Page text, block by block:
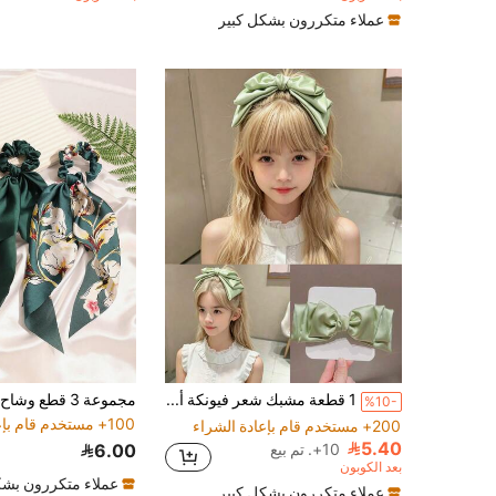
500+ مستخدم قام بإعادة الشراء
عملاء متكررون بشكل كبير
%10-
1 قطعة مشبك شعر فيونكة أخضر للفتيات المراهقات، مشبك شعر من قماش ساتان ناعم غير قابل للانزلاق، عصابة رأس أنيقة، إكسسوار شعر يومي للمدرسة والحفلات وأعياد الميلاد والعطلات والاستخدام العادي
200+ مستخدم قام بإعادة الشراء
5.40 10+. تم بيع
بعد الكوبون
عملاء متكررون بشكل كبير
100+ مستخدم قام بإعادة الشراء
6.00
عملاء متكررون